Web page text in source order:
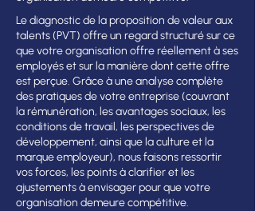
Le diagnostic de la proposition de valeur aux
talents (PVT) offre un regard structuré sur ce
que votre organisation offre réellement à ses
employés et sur la manière dont cette offre
est perçue. Grâce à une analyse complète
des pratiques de votre entreprise (couvrant
la rémunération, les avantages sociaux, les
conditions de travail, les perspectives de
développement, ainsi que la culture et la
marque employeur), nous faisons ressortir
vos forces, les points à clarifier et les
ajustements à envisager pour que votre
organisation demeure compétitive.